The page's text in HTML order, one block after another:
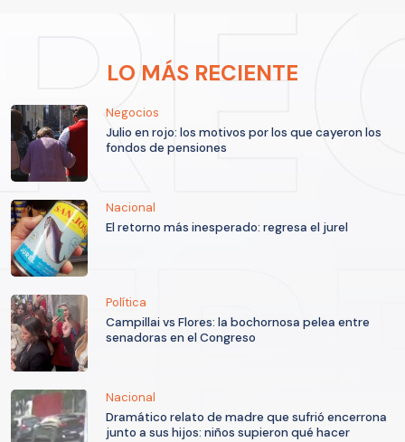
LO MÁS RECIENTE
Negocios
Julio en rojo: los motivos por los que cayeron los
fondos de pensiones
Nacional
El retorno más inesperado: regresa el jurel
Política
Campillai vs Flores: la bochornosa pelea entre
senadoras en el Congreso
Nacional
Dramático relato de madre que sufrió encerrona
junto a sus hijos: niños supieron qué hacer